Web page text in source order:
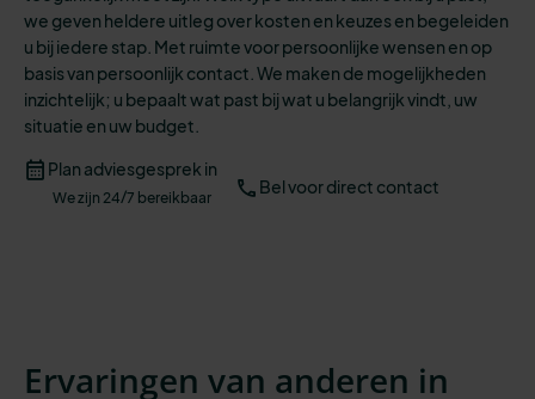
we geven heldere uitleg over kosten en keuzes en begeleiden
u bij iedere stap. Met ruimte voor persoonlijke wensen en op
basis van persoonlijk contact. We maken de mogelijkheden
inzichtelijk; u bepaalt wat past bij wat u belangrijk vindt, uw
situatie en uw budget.
Plan adviesgesprek in
We zijn 24/7 bereikbaar Bel voor direct contact
Ervaringen van anderen in